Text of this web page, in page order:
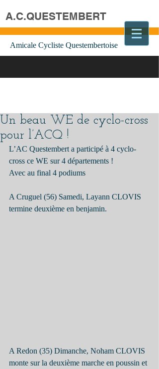
A.C.QUESTEMBERT
Amicale Cycliste Questembertoise
Un beau WE de cyclo-cross
pour l’ACQ !
L’AC Questembert a participé à 4 cyclo-
cross ce WE sur 4 départements !
Avec au final 4 podiums
A Cruguel (56) Samedi, Layann CLOVIS
termine deuxième en benjamin.
A Redon (35) Dimanche, Noham CLOVIS
monte sur la deuxième marche en poussin et